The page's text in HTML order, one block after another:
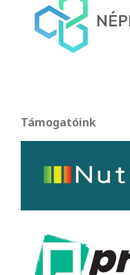
Támogatóink